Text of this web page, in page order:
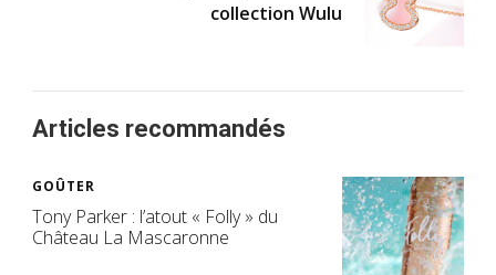
collection Wulu
Articles recommandés
GOÛTER
Tony Parker : l’atout « Folly » du
Château La Mascaronne